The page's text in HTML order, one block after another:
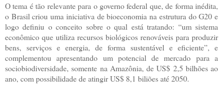
O tema é tão relevante para o governo federal que, de forma inédita,
o Brasil criou uma iniciativa de bioeconomia na estrutura do G20 e
logo definiu o conceito sobre o qual está tratando: “um sistema
econômico que utiliza recursos biológicos renováveis para produzir
bens, serviços e energia, de forma sustentável e eficiente”, e
complementou apresentando um potencial de mercado para a
sociobiodiversidade, somente na Amazônia, de US$ 2,5 bilhões ao
ano, com possibilidade de atingir US$ 8,1 biliões até 2050.